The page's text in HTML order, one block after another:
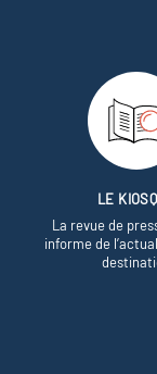
LE
La revue de
informe de